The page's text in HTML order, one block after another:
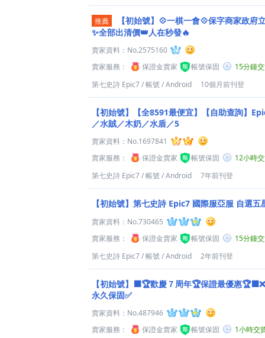
推薦
【初始號】💠一棋一會💠保字商家政府
✨全部出清價👑人在秒發🔥
賣家資料： No.2575160
賣家服務：
保證金賣家 帳號保固
15分鐘
第七史詩 Epic7/帳號/Android 10個月前刊登
【初始號】【全8591最便宜】【自助查詢】
／水賊／木奶／水盾／5
賣家資料： No.1697841
賣家服務：
保證金賣家 帳號保固
12小時
第七史詩 Epic7/帳號/Android 7年前刊登
【初始號】第七史詩 Epic7 國際服亞服 自選
賣家資料： No.730465
賣家服務：
保證金賣家 帳號保固
15分鐘
第七史詩 Epic7/帳號/Android 2年前刊登
【初始號】⬛️🏆歡慶７周年🏆保證最優惠
永久保固✅
賣家資料： No.487946
賣家服務：
保證金賣家 帳號保固
1小時交